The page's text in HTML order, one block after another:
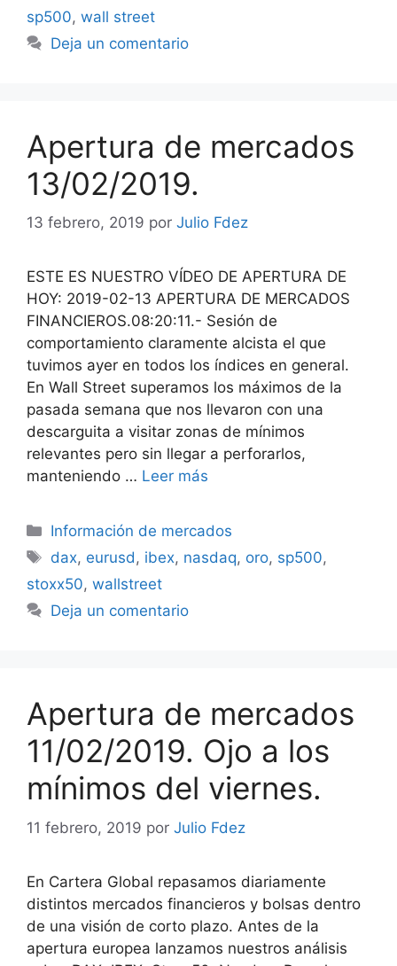
sp500, wall street
Deja un comentario
Apertura de mercados
13/02/2019.
13 febrero, 2019 por Julio Fdez
ESTE ES NUESTRO VÍDEO DE APERTURA DE
HOY: 2019-02-13 APERTURA DE MERCADOS
FINANCIEROS.08:20:11.- Sesión de
comportamiento claramente alcista el que
tuvimos ayer en todos los índices en general.
En Wall Street superamos los máximos de la
pasada semana que nos llevaron con una
descarguita a visitar zonas de mínimos
relevantes pero sin llegar a perforarlos,
manteniendo … Leer más
Categorías
Información de mercados
Etiquetas
dax, eurusd, ibex, nasdaq, oro, sp500,
stoxx50, wallstreet
Deja un comentario
Apertura de mercados
11/02/2019. Ojo a los
mínimos del viernes.
11 febrero, 2019 por Julio Fdez
En Cartera Global repasamos diariamente
distintos mercados financieros y bolsas dentro
de una visión de corto plazo. Antes de la
apertura europea lanzamos nuestros análisis